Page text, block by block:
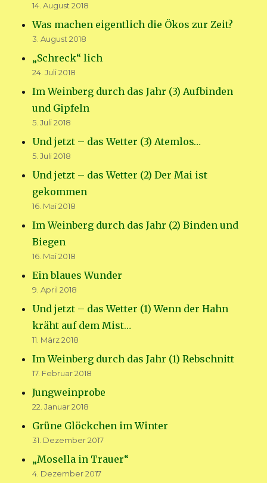
14. August 2018
Was machen eigentlich die Ökos zur Zeit?
3. August 2018
„Schreck“ lich
24. Juli 2018
Im Weinberg durch das Jahr (3) Aufbinden
und Gipfeln
5. Juli 2018
Und jetzt – das Wetter (3) Atemlos…
5. Juli 2018
Und jetzt – das Wetter (2) Der Mai ist
gekommen
16. Mai 2018
Im Weinberg durch das Jahr (2) Binden und
Biegen
16. Mai 2018
Ein blaues Wunder
9. April 2018
Und jetzt – das Wetter (1) Wenn der Hahn
kräht auf dem Mist…
11. März 2018
Im Weinberg durch das Jahr (1) Rebschnitt
17. Februar 2018
Jungweinprobe
22. Januar 2018
Grüne Glöckchen im Winter
31. Dezember 2017
„Mosella in Trauer“
4. Dezember 2017